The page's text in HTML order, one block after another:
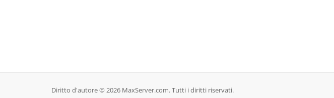
Diritto d'autore © 2026 MaxServer.com. Tutti i diritti riservati.